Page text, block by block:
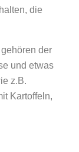
die
der
und etwas
z.B.
Kartoffeln,